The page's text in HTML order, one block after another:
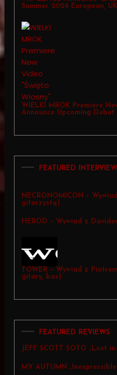
Summer 2026 European,
WIELKI MROK Premiere
Announce Upcoming Debut
FEATURED
NECRONOMICON –
gitarzystą)
HEROD – Wywiad z
TOWER – Wywiad z
gitary, bas)
FEATURED REVIEWS
JEFF SCOTT SOTO „Lost
MY AUTUMN „Inexpressible